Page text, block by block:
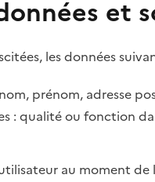
et
les données
prénom, adresse
: qualité ou fonction
au moment